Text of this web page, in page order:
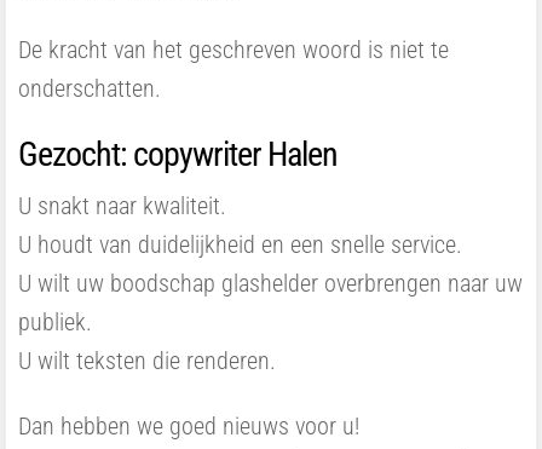
De kracht van het geschreven woord is niet te
onderschatten.
Gezocht: copywriter Halen
U snakt naar kwaliteit.
U houdt van duidelijkheid en een snelle service.
U wilt uw boodschap glashelder overbrengen naar uw
publiek.
U wilt teksten die renderen.
Dan hebben we goed nieuws voor u!